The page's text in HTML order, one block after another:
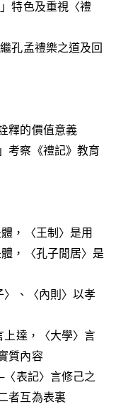
特色及重視〈禮
孔孟禮樂之道及回
釋的價值意義
考察《禮記》教育
，〈王制〉是用
，〈孔子閒居〉是
、〈內則〉以孝
達，〈大學〉言
質內容
表記〉言修己之
者互為表裏